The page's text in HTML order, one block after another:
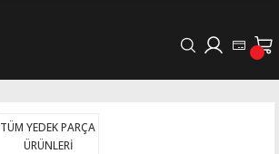
TÜM YEDEK PARÇA
ÜRÜNLERİ